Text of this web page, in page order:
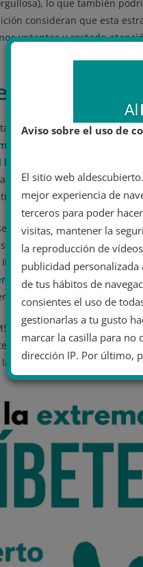
lo que también
consideran que esta
votantes y restado
el aliento
un impulso significativo
un triunfo en una
posición de Schlein como
elecciones.
había rechazado por haber
sobre la importancia de la
italiano. De hecho, el ignorar
las pasadas
frente a una única
celebró la victoria como
dudas sobre lacapacidad
acción de su gobierno.
Aviso sobre el uso de
El sitio web
mejor experiencia de
terceros para poder
visitas, mantener la
la reproducción de
publicidad personalizada
de tus hábitos de
consientes el uso de
gestionarlas a tu gusto
marcar la casilla para no
dirección IP. Por último,
No dar mi información
.
Opciones de
Rechazar